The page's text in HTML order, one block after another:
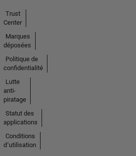
Trust
Center
Marques
déposées
Politique de
confidentialité
Lutte
anti-
piratage
Statut des
applications
Conditions
d՚utilisation